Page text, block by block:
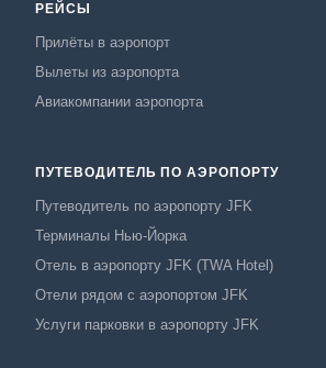
РЕЙСЫ
Прилёты в аэропорт
Вылеты из аэропорта
Авиакомпании аэропорта
ПУТЕВОДИТЕЛЬ ПО АЭРОПОРТУ
Путеводитель по аэропорту JFK
Терминалы Нью-Йорка
Отель в аэропорту JFK (TWA Hotel)
Отели рядом с аэропортом JFK
Услуги парковки в аэропорту JFK